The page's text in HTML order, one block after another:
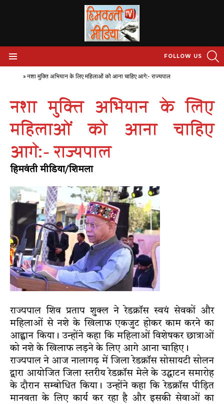
FOLLOW US
» नशा मुक्ति अभियान के लिए महिलाओं को आना चाहिए आगे:- राज्यपाल
नशा मुक्ति अभियान के लिए
महिलाओं को आना चाहिए
आगे:- राज्यपाल
हिमवंती मीडिया/शिमला
राज्यपाल शिव प्रताप शुक्ल ने रेडक्रॉस स्वयं सेवकों और
महिलाओं से नशे के खिलाफ एकजुट होकर काम करने का
आह्वान किया। उन्होंने कहा कि महिलाओं विशेषकर छात्राओं
को नशे के खिलाफ लड़ने के लिए आगे आना चाहिए।
राज्यपाल ने आज नालागढ़ में जिला रेडक्रॉस सोसायटी सोलन
द्वारा आयोजित जिला स्तरीय रेडक्रॉस मेले के उद्घाटन समारोह
के दौरान सम्बोधित किया। उन्होंने कहा कि रेडक्रॉस पीड़ित
मानवता के लिए कार्य कर रहा है और इसकी सेवाओं का